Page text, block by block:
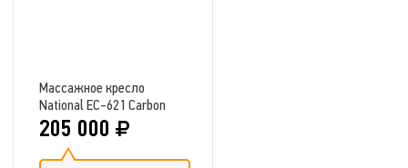
Массажное кресло
National EC-621 Carbon
205 000